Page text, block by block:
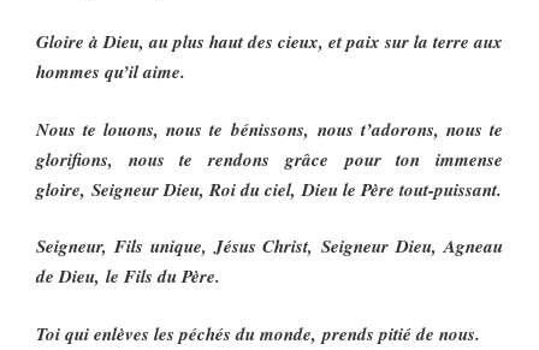
Gloire à Dieu, au plus haut des cieux, et paix sur la terre aux
hommes qu’il aime.
Nous te louons, nous te bénissons, nous t’adorons, nous te
glorifions, nous te rendons grâce pour ton immense
gloire, Seigneur Dieu, Roi du ciel, Dieu le Père tout-puissant.
Seigneur, Fils unique, Jésus Christ, Seigneur Dieu, Agneau
de Dieu, le Fils du Père.
Toi qui enlèves les péchés du monde, prends pitié de nous.